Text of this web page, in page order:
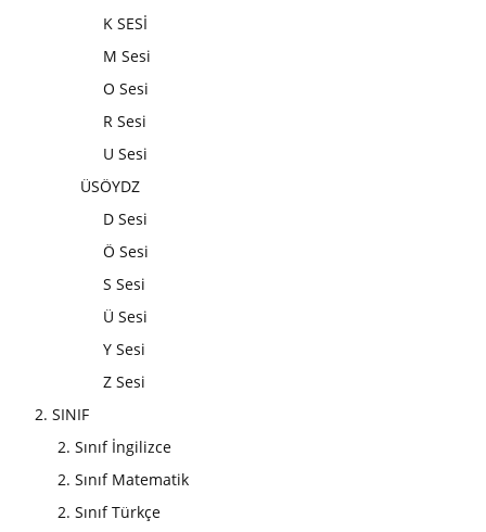
K SESİ
M Sesi
O Sesi
R Sesi
U Sesi
ÜSÖYDZ
D Sesi
Ö Sesi
S Sesi
Ü Sesi
Y Sesi
Z Sesi
2. SINIF
2. Sınıf İngilizce
2. Sınıf Matematik
2. Sınıf Türkçe